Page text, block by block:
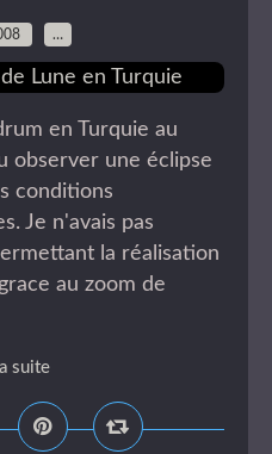
…
en Turquie au
observer une éclipse
conditions
Je n'avais pas
la réalisation
au zoom de
suite